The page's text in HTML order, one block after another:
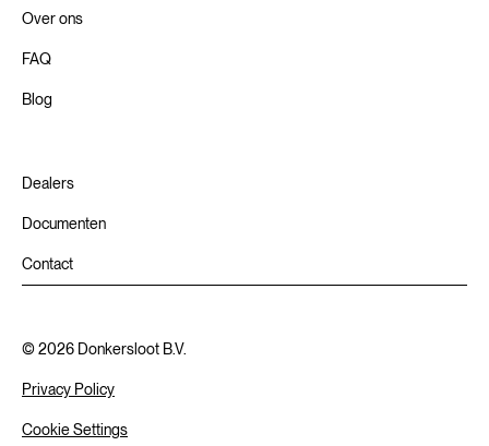
Over ons
FAQ
Blog
Dealers
Documenten
Contact
Privacy Policy
Cookie Settings
©2026 Donkersloot B.V.